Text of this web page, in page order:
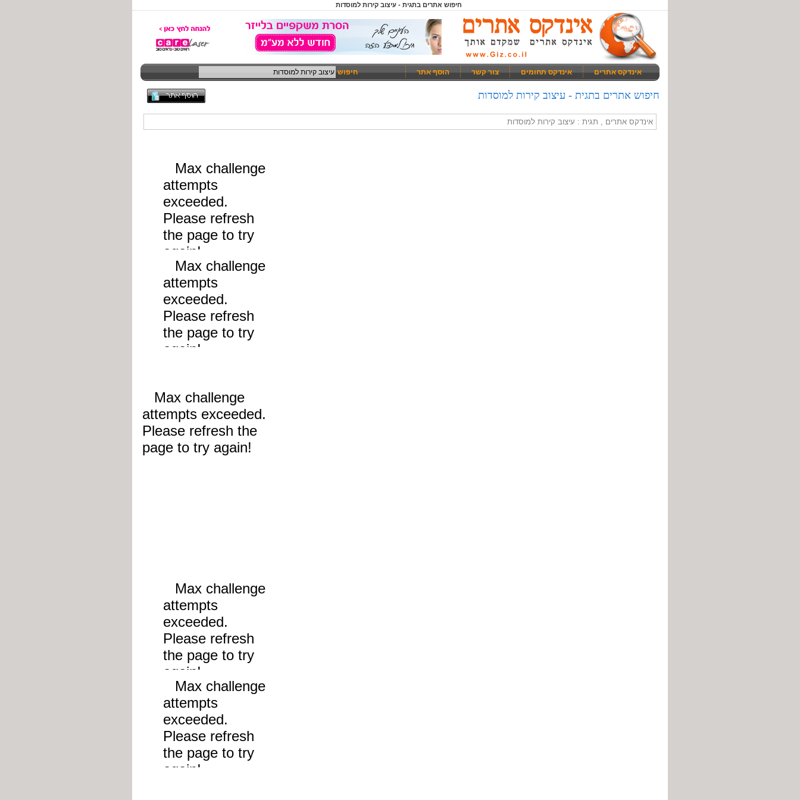
חיפוש אתרים בתגית - עיצוב קירות למוסדות
אינדקס אתרים אינדקס תחומים צור קשר הוסף אתר חיפוש
חיפוש אתרים בתגית - עיצוב קירות למוסדות
אינדקס אתרים , תגית : עיצוב קירות למוסדות